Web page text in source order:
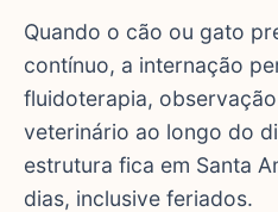
Quando o cão ou gato
contínuo, a internação
fluidoterapia,
veterinário ao longo do
estrutura fica em Santa
dias, inclusive feriados.